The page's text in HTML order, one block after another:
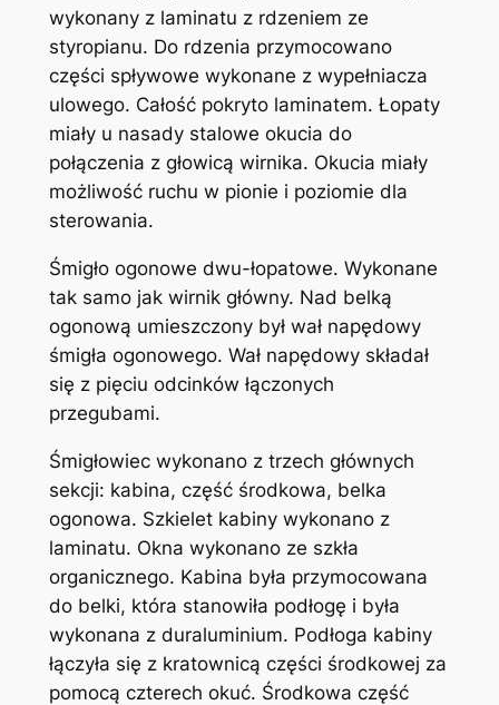
wykonany z laminatu z rdzeniem ze
styropianu. Do rdzenia przymocowano
części spływowe wykonane z wypełniacza
ulowego. Całość pokryto laminatem. Łopaty
miały u nasady stalowe okucia do
połączenia z głowicą wirnika. Okucia miały
możliwość ruchu w pionie i poziomie dla
sterowania.
Śmigło ogonowe dwu-łopatowe. Wykonane
tak samo jak wirnik główny. Nad belką
ogonową umieszczony był wał napędowy
śmigła ogonowego. Wał napędowy składał
się z pięciu odcinków łączonych
przegubami.
Śmigłowiec wykonano z trzech głównych
sekcji: kabina, część środkowa, belka
ogonowa. Szkielet kabiny wykonano z
laminatu. Okna wykonano ze szkła
organicznego. Kabina była przymocowana
do belki, która stanowiła podłogę i była
wykonana z duraluminium. Podłoga kabiny
łączyła się z kratownicą części środkowej za
pomocą czterech okuć. Środkowa część